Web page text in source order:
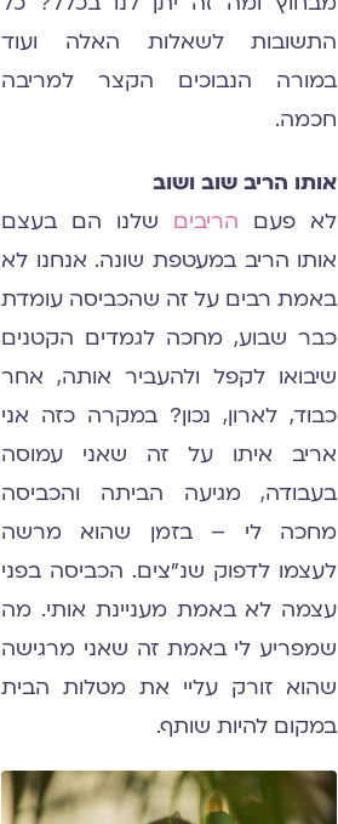
התשובות לשאלות האלה ועוד
במורה הנבוכים הקצר למריבה
חכמה.
אותו הריב שוב ושוב
לא פעם הריבים שלנו הם בעצם
אותו הריב במעטפת שונה. אנחנו לא
באמת רבים על זה שהכביסה עומדת
כבר שבוע, מחכה לגמדים הקטנים
שיבואו לקפל ולהעביר אותה, אחר
כבוד, לארון, נכון? במקרה כזה אני
אריב איתו על זה שאני עמוסה
בעבודה, מגיעה הביתה והכביסה
מחכה לי – בזמן שהוא מרשה
לעצמו לדפוק שנ"צים. הכביסה בפני
עצמה לא באמת מעניינת אותי. מה
שמפריע לי באמת זה שאני מרגישה
שהוא זורק עליי את מטלות הבית
במקום להיות שותף.